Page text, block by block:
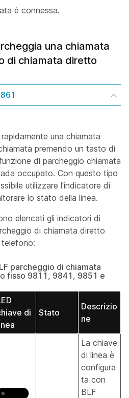
è connessa.
una chiamata
di chiamata diretto
una chiamata
premendo un tasto di
di parcheggio chiamata
occupato. Con questo tipo
utilizzare l'indicatore di
lo stato della linea.
elencati gli indicatori di
di chiamata diretto
telefono:
parcheggio di chiamata
fisso 9811, 9841, 9851 e
di
Stato
Descrizio
ne
La chiave
di linea è
configura
ta con
BLF